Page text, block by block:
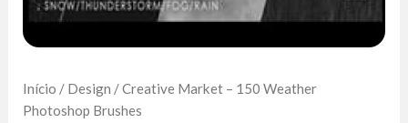
Início / Design / Creative Market – 150 Weather
Photoshop Brushes